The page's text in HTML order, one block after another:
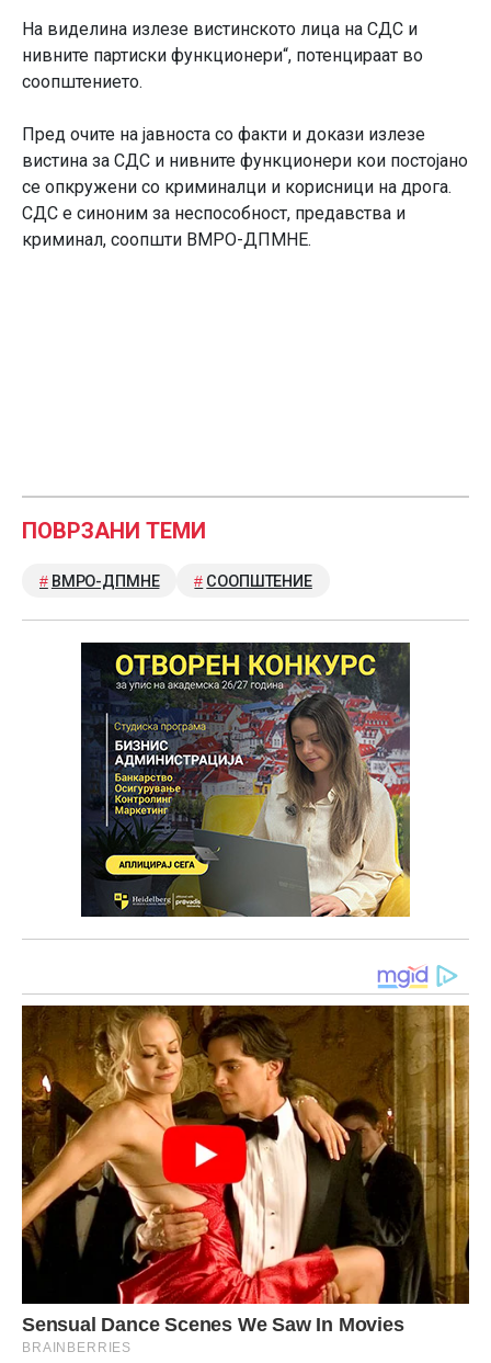
На виделина излезе вистинското лица на СДС и
нивните партиски функционери“, потенцираат во
соопштението.
Пред очите на јавноста со факти и докази излезе
вистина за СДС и нивните функционери кои постојано
се опкружени со криминалци и корисници на дрога.
СДС е синоним за неспособност, предавства и
криминал, соопшти ВМРО-ДПМНЕ.
ПОВРЗАНИ ТЕМИ
ВМРО-ДПМНЕ СООПШТЕНИЕ